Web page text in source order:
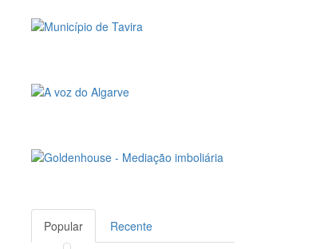
Popular Recente